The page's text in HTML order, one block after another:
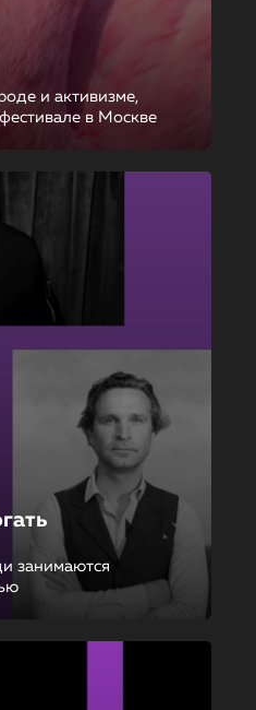
и активизме,
в Москве
занимаются